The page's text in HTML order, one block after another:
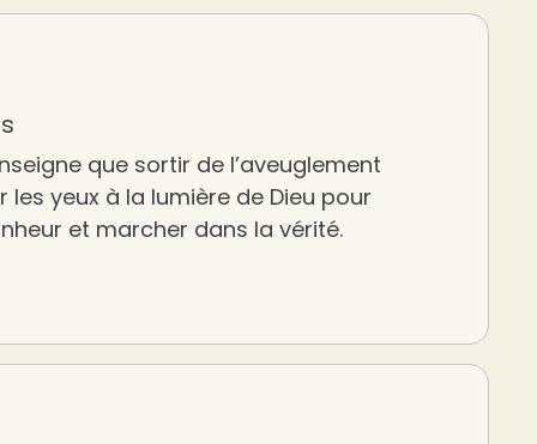
que sortir de l’aveuglement
les yeux à la lumière de Dieu pour
et marcher dans la vérité.